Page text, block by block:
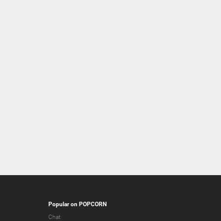
Popular on POPCORN
Chat